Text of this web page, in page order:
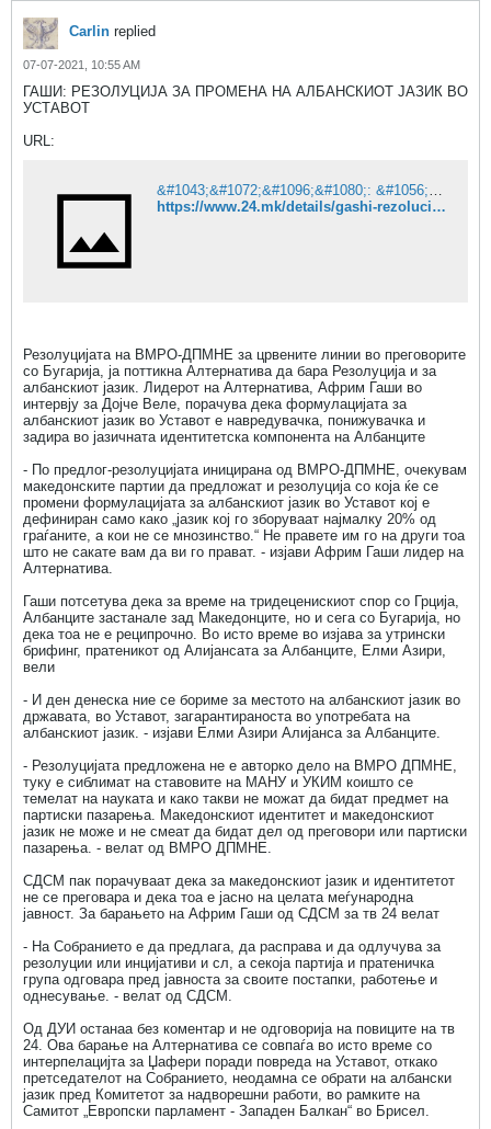
Carlin replied
07-07-2021, 10:55 AM
ГАШИ: РЕЗОЛУЦИЈА ЗА ПРОМЕНА НА АЛБАНСКИОТ ЈАЗИК ВО
УСТАВОТ
URL:
&#1043;&#1072;&#1096;&#1080;: &#1056;&#1077;&#1079;&#1086;&#1083;&#1091;&#1094;&#1080;&#1112;&#1072; &#1079;&#1072; &#1087;&#1088;&#1086;&#1084;&#1077;&#1085;&#1072; &#1085;&#1072; &#1072;&#1083;&#1073;&#1072;&#1085;&#1089;&#1082;&#1080;&#1086;&#1090; &#1112;&#1072;&#1079;&#1080;&#1082; &#1074;&#1086; &#1059;&#1089;&#1090;&#1072;&#1074;&#1086;&#1090;
https://www.24.mk/details/gashi-rezolucija-za-promena-na-albanskiot-jazik-vo-ustavot
Резолуцијата на ВМРО-ДПМНЕ за црвените линии во преговорите
со Бугарија, ја поттикна Алтернатива да бара Резолуција и за
албанскиот јазик. Лидерот на Алтернатива, Африм Гаши во
интервју за Дојче Веле, порачува дека формулацијата за
албанскиот јазик во Уставот е навредувачка, понижувачка и
задира во јазичната идентитетска компонента на Албанците
- По предлог-резолуцијата иницирана од ВМРО-ДПМНЕ, очекувам
македонските партии да предложат и резолуција со која ќе се
промени формулацијата за албанскиот јазик во Уставот кој е
дефиниран само како „јазик кој го зборуваат најмалку 20% од
граѓаните, а кои не се мнозинство.“ Не правете им го на други тоа
што не сакате вам да ви го прават. - изјави Африм Гаши лидер на
Алтернатива.
Гаши потсетува дека за време на тридеценискиот спор со Грција,
Албанците застанале зад Македонците, но и сега со Бугарија, но
дека тоа не е реципрочно. Во исто време во изјава за утрински
брифинг, пратеникот од Алијансата за Албанците, Елми Азири,
вели
- И ден денеска ние се бориме за местото на албанскиот јазик во
државата, во Уставот, загарантираноста во употребата на
албанскиот јазик. - изјави Елми Азири Алијанса за Албанците.
- Резолуцијата предложена не е авторко дело на ВМРО ДПМНЕ,
туку е сиблимат на ставовите на МАНУ и УКИМ коишто се
темелат на науката и како такви не можат да бидат предмет на
партиски пазарења. Македонскиот идентитет и македонскиот
јазик не може и не смеат да бидат дел од преговори или партиски
пазарења. - велат од ВМРО ДПМНЕ.
СДСМ пак порачуваат дека за македонскиот јазик и идентитетот
не се преговара и дека тоа е јасно на целата меѓународна
јавност. За барањето на Африм Гаши од СДСМ за тв 24 велат
- На Собранието е да предлага, да расправа и да одлучува за
резолуции или инцијативи и сл, а секоја партија и пратеничка
група одговара пред јавноста за своите постапки, работење и
однесување. - велат од СДСМ.
Од ДУИ останаа без коментар и не одговорија на повиците на тв
24. Ова барање на Алтернатива се совпаѓа во исто време со
интерпелацијта за Џафери поради повреда на Уставот, откако
претседателот на Собранието, неодамна се обрати на албански
јазик пред Комитетот за надворешни работи, во рамките на
Самитот „Европски парламент - Западен Балкан“ во Брисел.